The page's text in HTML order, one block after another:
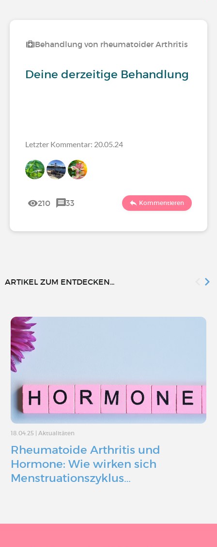
Behandlung von rheumatoider Arthritis
Deine derzeitige Behandlung
Letzter Kommentar: 20.05.24
210 33 Kommentieren
ARTIKEL ZUM ENTDECKEN...
18.04.25 | Aktualitäten
Rheumatoide Arthritis und
Hormone: Wie wirken sich
Menstruationszyklus…